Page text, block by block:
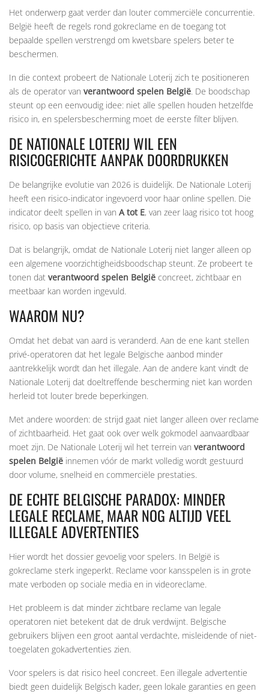
Het onderwerp gaat verder dan louter commerciële concurrentie.
België heeft de regels rond gokreclame en de toegang tot
bepaalde spellen verstrengd om kwetsbare spelers beter te
beschermen.
In die context probeert de Nationale Loterij zich te positioneren
als de operator van verantwoord spelen België. De boodschap
steunt op een eenvoudig idee: niet alle spellen houden hetzelfde
risico in, en spelersbescherming moet de eerste filter blijven.
DE NATIONALE LOTERIJ WIL EEN
RISICOGERICHTE AANPAK DOORDRUKKEN
De belangrijke evolutie van 2026 is duidelijk. De Nationale Loterij
heeft een risico-indicator ingevoerd voor haar online spellen. Die
indicator deelt spellen in van A tot E, van zeer laag risico tot hoog
risico, op basis van objectieve criteria.
Dat is belangrijk, omdat de Nationale Loterij niet langer alleen op
een algemene voorzichtigheidsboodschap steunt. Ze probeert te
tonen dat verantwoord spelen België concreet, zichtbaar en
meetbaar kan worden ingevuld.
WAAROM NU?
Omdat het debat van aard is veranderd. Aan de ene kant stellen
privé-operatoren dat het legale Belgische aanbod minder
aantrekkelijk wordt dan het illegale. Aan de andere kant vindt de
Nationale Loterij dat doeltreffende bescherming niet kan worden
herleid tot louter brede beperkingen.
Met andere woorden: de strijd gaat niet langer alleen over reclame
of zichtbaarheid. Het gaat ook over welk gokmodel aanvaardbaar
moet zijn. De Nationale Loterij wil het terrein van verantwoord
spelen België innemen vóór de markt volledig wordt gestuurd
door volume, snelheid en commerciële prestaties.
DE ECHTE BELGISCHE PARADOX: MINDER
LEGALE RECLAME, MAAR NOG ALTIJD VEEL
ILLEGALE ADVERTENTIES
Hier wordt het dossier gevoelig voor spelers. In België is
gokreclame sterk ingeperkt. Reclame voor kansspelen is in grote
mate verboden op sociale media en in videoreclame.
Het probleem is dat minder zichtbare reclame van legale
operatoren niet betekent dat de druk verdwijnt. Belgische
gebruikers blijven een groot aantal verdachte, misleidende of niet-
toegelaten gokadvertenties zien.
Voor spelers is dat risico heel concreet. Een illegale advertentie
biedt geen duidelijk Belgisch kader, geen lokale garanties en geen